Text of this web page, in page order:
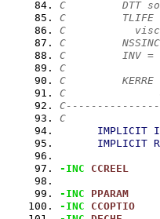
C         DTT
C         TLIFE
C
C         NSSINC
C         INV =
C               0
C         KERRE
C
C
IMPLICIT
IMPLICIT
-INC CCREEL
-INC
PPARAM
-INC
CCOPTIO